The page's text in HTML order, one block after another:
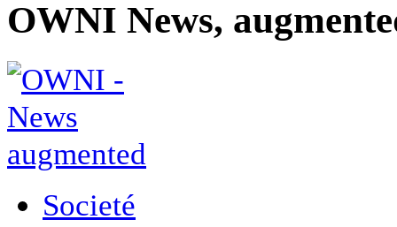
OWNI News,
Societé